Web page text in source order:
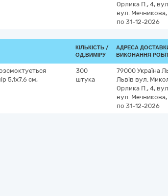
Орлика П., 4,
вул. Мечникова,
по 31-12-2026
КІЛЬКІСТЬ /
ОД.ВИМІРУ
АДРЕСА
ВИКОНАННЯ
5,1х7.6 см,
300
штука
79000 Україна
Львів вул.
Орлика П., 4,
вул. Мечникова,
по 31-12-2026